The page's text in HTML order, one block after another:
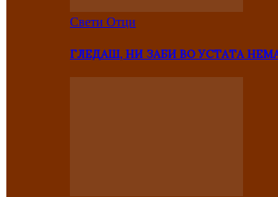
Свети Отци
ГЛЕДАШ, НИ ЗАБИ ВО УСТАТА